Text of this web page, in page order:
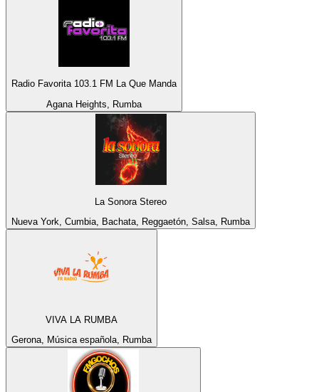
Radio Favorita 103.1 FM La Que Manda
Agana Heights, Rumba
La Sonora Stereo
Nueva York, Cumbia, Bachata, Reggaetón, Salsa, Rumba
VIVA LA RUMBA
Gerona, Música española, Rumba